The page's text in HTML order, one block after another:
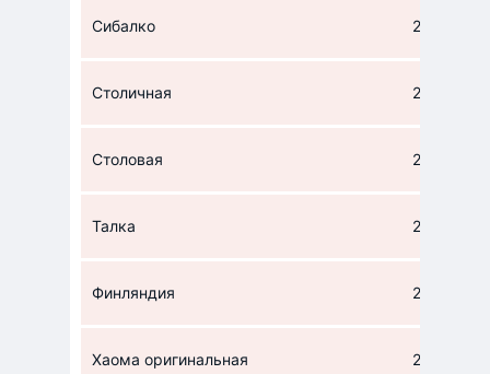
Сибалко 252
Столичная 224
Столовая 224,4
Талка 224
Финляндия 222
Хаома оригинальная 224